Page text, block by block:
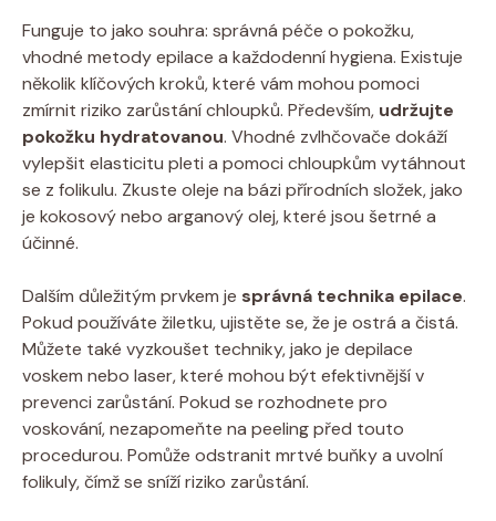
Funguje to jako souhra: správná péče o pokožku,
vhodné metody epilace a každodenní hygiena. Existuje
několik klíčových kroků, které vám mohou pomoci
zmírnit riziko zarůstání chloupků. Především, udržujte
pokožku hydratovanou. Vhodné zvlhčovače dokáží
vylepšit elasticitu pleti a pomoci chloupkům vytáhnout
se z folikulu. Zkuste oleje na bázi přírodních složek, jako
je kokosový nebo arganový olej, které jsou šetrné a
účinné.
Dalším důležitým prvkem je správná technika epilace.
Pokud používáte žiletku, ujistěte se, že je ostrá a čistá.
Můžete také vyzkoušet techniky, jako je depilace
voskem nebo laser, které mohou být efektivnější v
prevenci zarůstání. Pokud se rozhodnete pro
voskování, nezapomeňte na peeling před touto
procedurou. Pomůže odstranit mrtvé buňky a uvolní
folikuly, čímž se sníží riziko zarůstání.